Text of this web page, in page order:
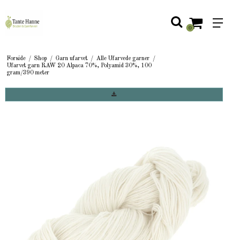
0
Forside / Shop / Garn ufarvet / Alle Ufarvede garner
/
Ufarvet garn RAW 20 Alpaca 70%, Polyamid 30%, 100
gram/390 meter